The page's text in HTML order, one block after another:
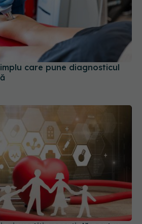
România. Iulian Trandafir: Este
a oamenilor